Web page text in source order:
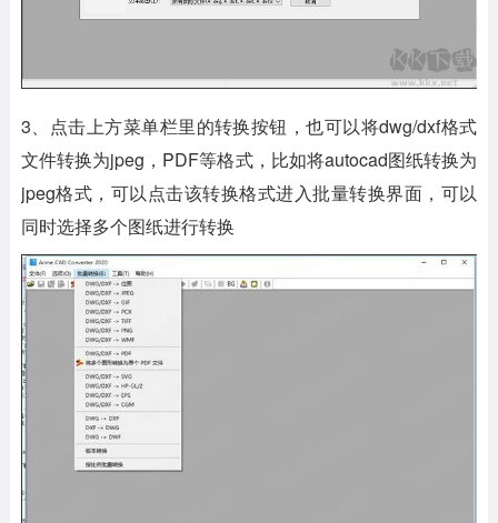
3、点击上方菜单栏里的转换按钮，也可以将dwg/dxf格式
文件转换为jpeg，PDF等格式，比如将autocad图纸转换为
jpeg格式，可以点击该转换格式进入批量转换界面，可以
同时选择多个图纸进行转换